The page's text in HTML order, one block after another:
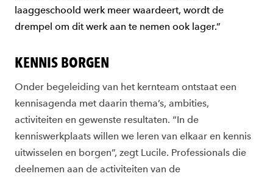
laaggeschoold werk meer waardeert, wordt de
drempel om dit werk aan te nemen ook lager.”
KENNIS BORGEN
Onder begeleiding van het kernteam ontstaat een
kennisagenda met daarin thema’s, ambities,
activiteiten en gewenste resultaten. “In de
kenniswerkplaats willen we leren van elkaar en kennis
uitwisselen en borgen”, zegt Lucile. Professionals die
deelnemen aan de activiteiten van de